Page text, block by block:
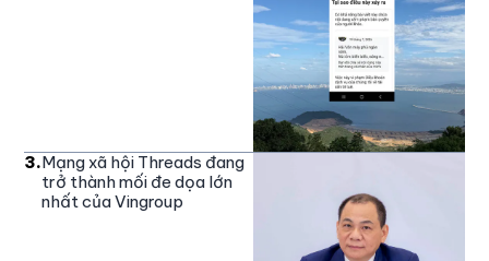
3.Mạng xã hội Threads đang
trở thành mối đe dọa lớn
nhất của Vingroup